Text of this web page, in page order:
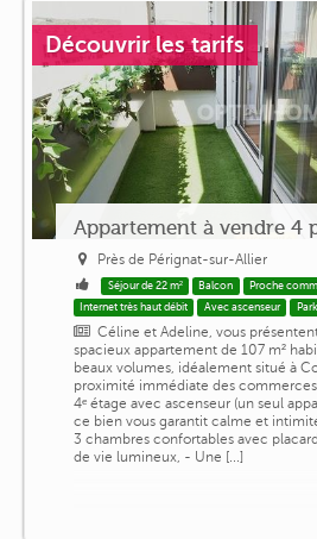
Découvrir les tarifs
Appartement à vendre 4
Près de Pérignat-sur-Allier
Séjour de 22 m² Balcon Proche
Internet très haut débit
Avec ascenseur
Céline et Adeline, vous
spacieux appartement de 107 m²
beaux volumes, idéalement situé à
proximité immédiate des commerces
4ᵉ étage avec ascenseur (un seul
ce bien vous garantit calme et
3 chambres confortables avec
de vie lumineux, - Une [...]